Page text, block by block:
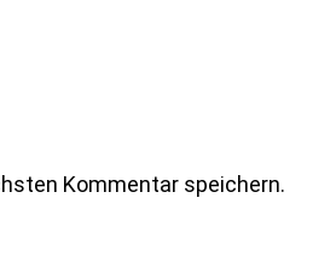
Kommentar speichern.